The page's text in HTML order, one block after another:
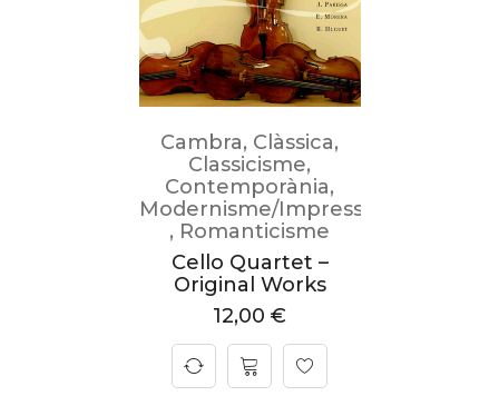
Cambra, Clàssica,
Classicisme,
Contemporània,
Modernisme/Impressionisme
, Romanticisme
Cello Quartet –
Original Works
12,00 €